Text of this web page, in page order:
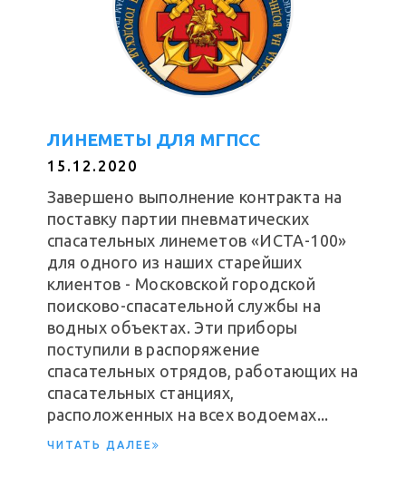
ЛИНЕМЕТЫ ДЛЯ МГПСС
15.12.2020
Завершено выполнение контракта на
поставку партии пневматических
спасательных линеметов «ИСТА-100»
для одного из наших старейших
клиентов - Московской городской
поисково-спасательной службы на
водных объектах. Эти приборы
поступили в распоряжение
спасательных отрядов, работающих на
спасательных станциях,
расположенных на всех водоемах...
ЧИТАТЬ ДАЛЕЕ